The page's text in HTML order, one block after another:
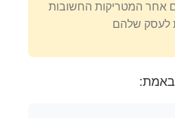
אחר המטריקות החשובות
לעסק שלהם
באמת: